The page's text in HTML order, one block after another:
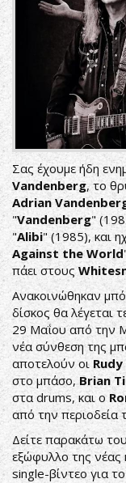
Σας έχουμε ήδη
Vandenberg, το
Adrian
"Vandenberg"
"Alibi" (1985), και
Against the World
πάει στους
Ανακοινώθηκαν
δίσκος θα λέγεται
29 Μαΐου από την
νέα σύνθεση της
αποτελούν οι
στο μπάσο,Brian
στα drums, και ο
από την περιοδεία
Δείτε παρακάτω
εξώφυλλο της
single-βίντεο για